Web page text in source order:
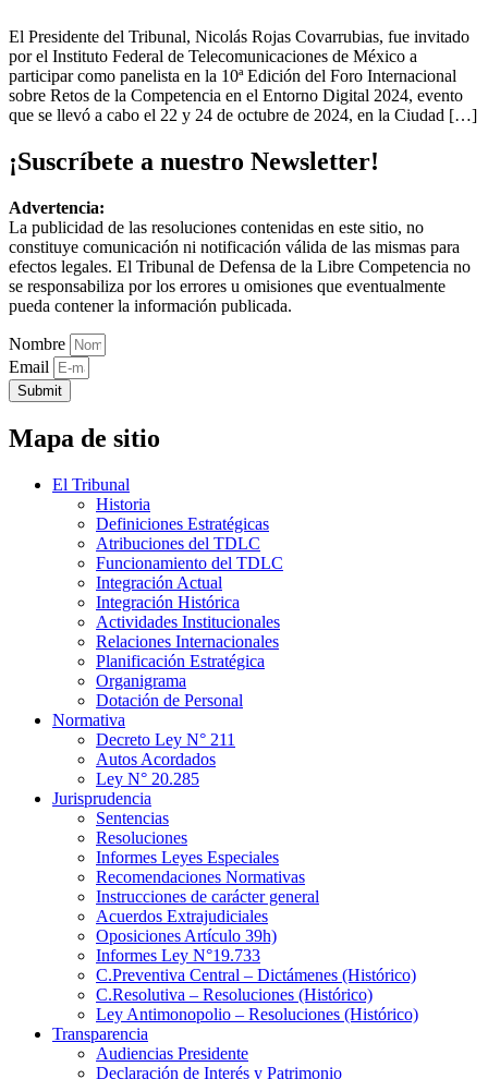
El Presidente del Tribunal, Nicolás Rojas Covarrubias, fue invitado
por el Instituto Federal de Telecomunicaciones de México a
participar como panelista en la 10ª Edición del Foro Internacional
sobre Retos de la Competencia en el Entorno Digital 2024, evento
que se llevó a cabo el 22 y 24 de octubre de 2024, en la Ciudad […]
¡Suscríbete a nuestro Newsletter!
Advertencia:
La publicidad de las resoluciones contenidas en este sitio, no
constituye comunicación ni notificación válida de las mismas para
efectos legales. El Tribunal de Defensa de la Libre Competencia no
se responsabiliza por los errores u omisiones que eventualmente
pueda contener la información publicada.
Nombre
Email
Submit
Mapa de sitio
El Tribunal
Historia
Definiciones Estratégicas
Atribuciones del TDLC
Funcionamiento del TDLC
Integración Actual
Integración Histórica
Actividades Institucionales
Relaciones Internacionales
Planificación Estratégica
Organigrama
Dotación de Personal
Normativa
Decreto Ley N° 211
Autos Acordados
Ley N° 20.285
Jurisprudencia
Sentencias
Resoluciones
Informes Leyes Especiales
Recomendaciones Normativas
Instrucciones de carácter general
Acuerdos Extrajudiciales
Oposiciones Artículo 39h)
Informes Ley N°19.733
C.Preventiva Central – Dictámenes (Histórico)
C.Resolutiva – Resoluciones (Histórico)
Ley Antimonopolio – Resoluciones (Histórico)
Transparencia
Audiencias Presidente
Declaración de Interés y Patrimonio